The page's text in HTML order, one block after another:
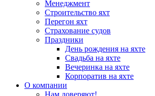
Менеджмент
Строительство яхт
Перегон яхт
Страхование судов
Праздники
День рождения на яхте
Свадьба на яхте
Вечеринка на яхте
Корпоратив на яхте
О компании
Нам доверяют!